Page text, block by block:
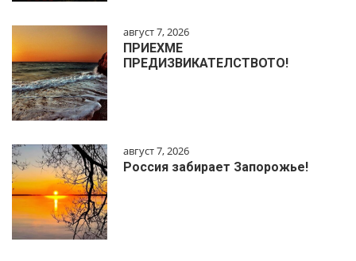
август 7, 2026
ПРИЕХМЕ
ПРЕДИЗВИКАТЕЛСТВОТО!
август 7, 2026
Россия забирает Запорожье!